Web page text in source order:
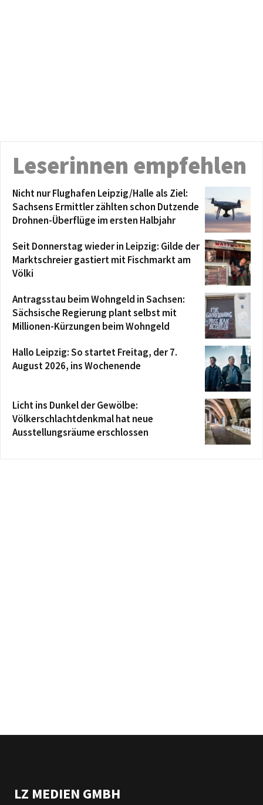
Leserinnen empfehlen
Nicht nur Flughafen Leipzig/Halle als Ziel:
Sachsens Ermittler zählten schon Dutzende
Drohnen-Überflüge im ersten Halbjahr
Seit Donnerstag wieder in Leipzig: Gilde der
Marktschreier gastiert mit Fischmarkt am
Völki
Antragsstau beim Wohngeld in Sachsen:
Sächsische Regierung plant selbst mit
Millionen-Kürzungen beim Wohngeld
Hallo Leipzig: So startet Freitag, der 7.
August 2026, ins Wochenende
Licht ins Dunkel der Gewölbe:
Völkerschlachtdenkmal hat neue
Ausstellungsräume erschlossen
LZ MEDIEN GMBH